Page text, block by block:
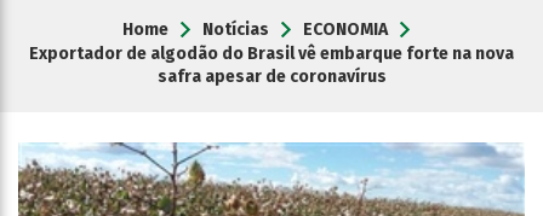
Home Notícias
ECONOMIA
Exportador de algodão do Brasil vê embarque forte na nova
safra apesar de coronavírus